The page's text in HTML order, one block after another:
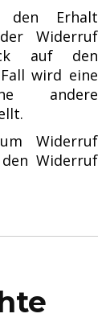
Erhalt
Widerruf
auf den
wird eine
andere
Widerruf
Widerruf